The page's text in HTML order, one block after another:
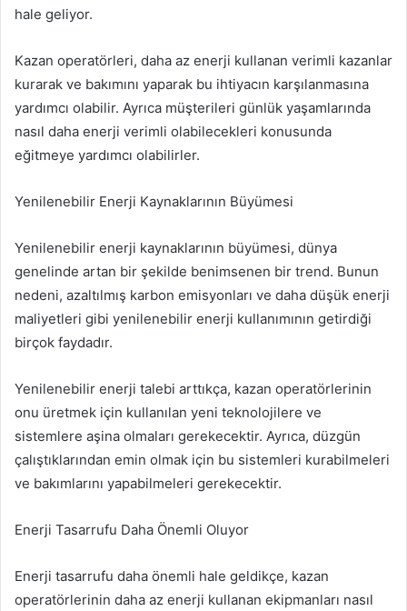
hale geliyor.
Kazan operatörleri, daha az enerji kullanan verimli kazanlar
kurarak ve bakımını yaparak bu ihtiyacın karşılanmasına
yardımcı olabilir. Ayrıca müşterileri günlük yaşamlarında
nasıl daha enerji verimli olabilecekleri konusunda
eğitmeye yardımcı olabilirler.
Yenilenebilir Enerji Kaynaklarının Büyümesi
Yenilenebilir enerji kaynaklarının büyümesi, dünya
genelinde artan bir şekilde benimsenen bir trend. Bunun
nedeni, azaltılmış karbon emisyonları ve daha düşük enerji
maliyetleri gibi yenilenebilir enerji kullanımının getirdiği
birçok faydadır.
Yenilenebilir enerji talebi arttıkça, kazan operatörlerinin
onu üretmek için kullanılan yeni teknolojilere ve
sistemlere aşina olmaları gerekecektir. Ayrıca, düzgün
çalıştıklarından emin olmak için bu sistemleri kurabilmeleri
ve bakımlarını yapabilmeleri gerekecektir.
Enerji Tasarrufu Daha Önemli Oluyor
Enerji tasarrufu daha önemli hale geldikçe, kazan
operatörlerinin daha az enerji kullanan ekipmanları nasıl